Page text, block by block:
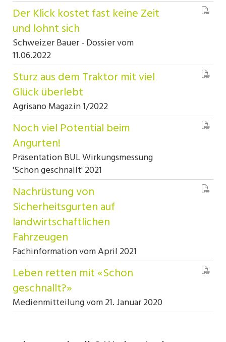
Der Klick kostet fast keine Zeit
und lohnt sich
Schweizer Bauer - Dossier vom
11.06.2022
Sturz aus dem Traktor mit viel
Glück überlebt
Agrisano Magazin 1/2022
Noch viel Potential beim
Angurten!
Präsentation BUL Wirkungsmessung
'Schon geschnallt' 2021
Nachrüstung von
Sicherheitsgurten auf
landwirtschaftlichen
Fahrzeugen
Fachinformation vom April 2021
Leben retten mit «Schon
geschnallt?»
Medienmitteilung vom 21. Januar 2020